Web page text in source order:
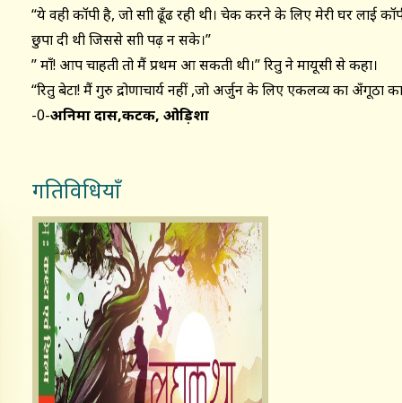
“ये वही कॉपी है, जो साक्षी ढूँढ रही थी। चेक करने के लिए मेरी घर लाई
छुपा दी थी जिससे साक्षी पढ़ न सके।”
” माँ! आप चाहती तो मैं प्रथम आ सकती थी।” रितु ने मायूसी से कहा।
“रितु बेटा! मैं गुरु द्रोणाचार्य नहीं ,जो अर्जुन के लिए एकलव्य का अँगूठा
-0-अनिमा दास,कटक, ओड़िशा
गतिविधियाँ